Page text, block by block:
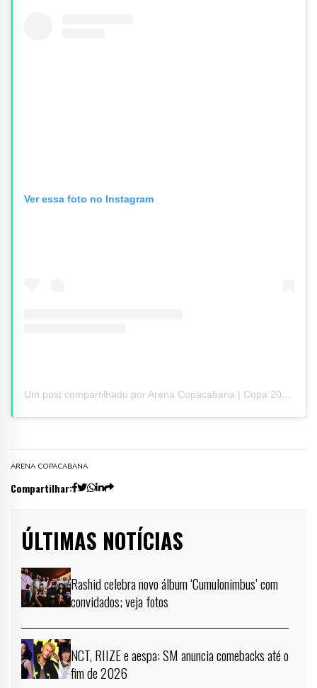
Ver essa foto no Instagram
Um post compartilhado por Arena Copacabana | Copa 2026 (@arena.copa)
ARENA COPACABANA
Compartilhar:
ÚLTIMAS NOTÍCIAS
Rashid celebra novo álbum ‘Cumulonimbus’ com
convidados; veja fotos
NCT, RIIZE e aespa: SM anuncia comebacks até o
fim de 2026